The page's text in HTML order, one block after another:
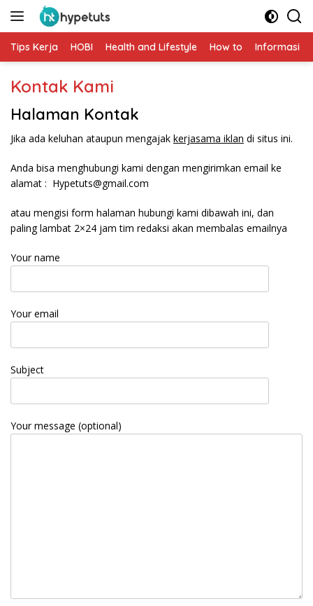
Langsung
Tips Kerja HOBI Health and Lifestyle How to Informasi
Kontak Kami
Halaman Kontak
Jika ada keluhan ataupun mengajak kerjasama iklan di situs ini.
Anda bisa menghubungi kami dengan mengirimkan email ke
alamat : Hypetuts@gmail.com
atau mengisi form halaman hubungi kami dibawah ini, dan
paling lambat 2×24 jam tim redaksi akan membalas emailnya
Your name
Your email
Subject
Your message (optional)